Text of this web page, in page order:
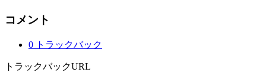
コメント
0 トラックバック
トラックバックURL